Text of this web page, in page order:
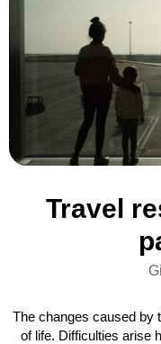
Travel
The changes caused by
of life. Difficulties arise